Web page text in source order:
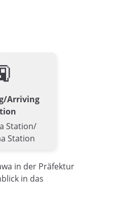
Arriving
Station/
Station
in der Präfektur
in das